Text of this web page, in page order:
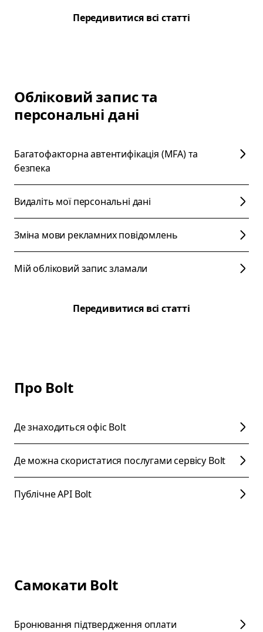
Передивитися всі статті
Обліковий запис та
персональні дані
Багатофакторна автентифікація (MFA) та
безпека
Видаліть мої персональні дані
Зміна мови рекламних повідомлень
Мій обліковий запис зламали
Передивитися всі статті
Про Bolt
Де знаходиться офіс Bolt
Де можна скористатися послугами сервісу Bolt
Публічне API Bolt
Самокати Bolt
Бронювання підтвердження оплати